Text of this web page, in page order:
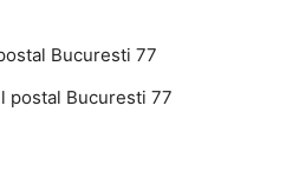
Bucuresti 77
postal Bucuresti 77